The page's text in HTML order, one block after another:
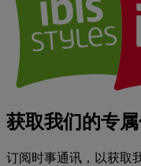
获取我们的专
订阅时事通讯，以获取